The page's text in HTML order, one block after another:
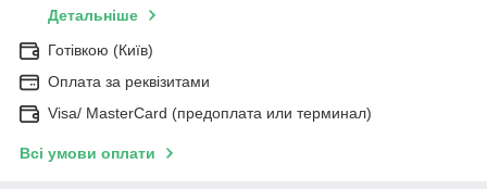
Детальніше
Готівкою (Київ)
Оплата за реквізитами
Visa/ MasterCard (предоплата или терминал)
Всі умови оплати